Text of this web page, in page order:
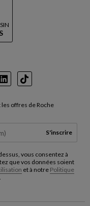
LinkedInTikTok
offres de Roche
S'inscrire
vous consentez à
que vos données soient
et à notre Politique